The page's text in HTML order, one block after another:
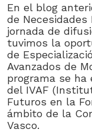
En el blog
de
jornada de
tuvimos la
de
Avanzados de
programa se ha
del IVAF
Futuros en la
ámbito de la
Vasco.